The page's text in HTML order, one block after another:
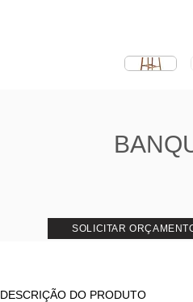
DESCRIÇÃO DO PRODUTO
SOLICITAR